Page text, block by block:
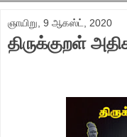
ஞாயிறு, 9 ஆகஸ்ட், 2020
திருக்குறள்